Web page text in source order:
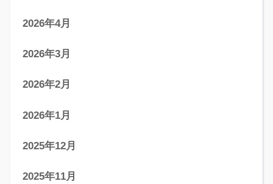
2026年4月
2026年3月
2026年2月
2026年1月
2025年12月
2025年11月